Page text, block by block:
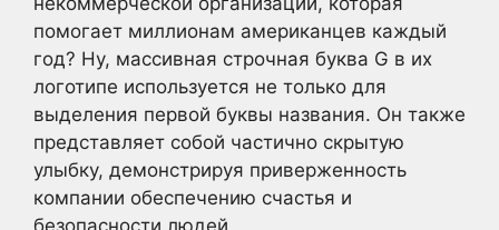
помогает миллионам американцев каждый
год? Ну, массивная строчная буква G в их
логотипе используется не только для
выделения первой буквы названия. Он также
представляет собой частично скрытую
улыбку, демонстрируя приверженность
компании обеспечению счастья и
безопасности людей.